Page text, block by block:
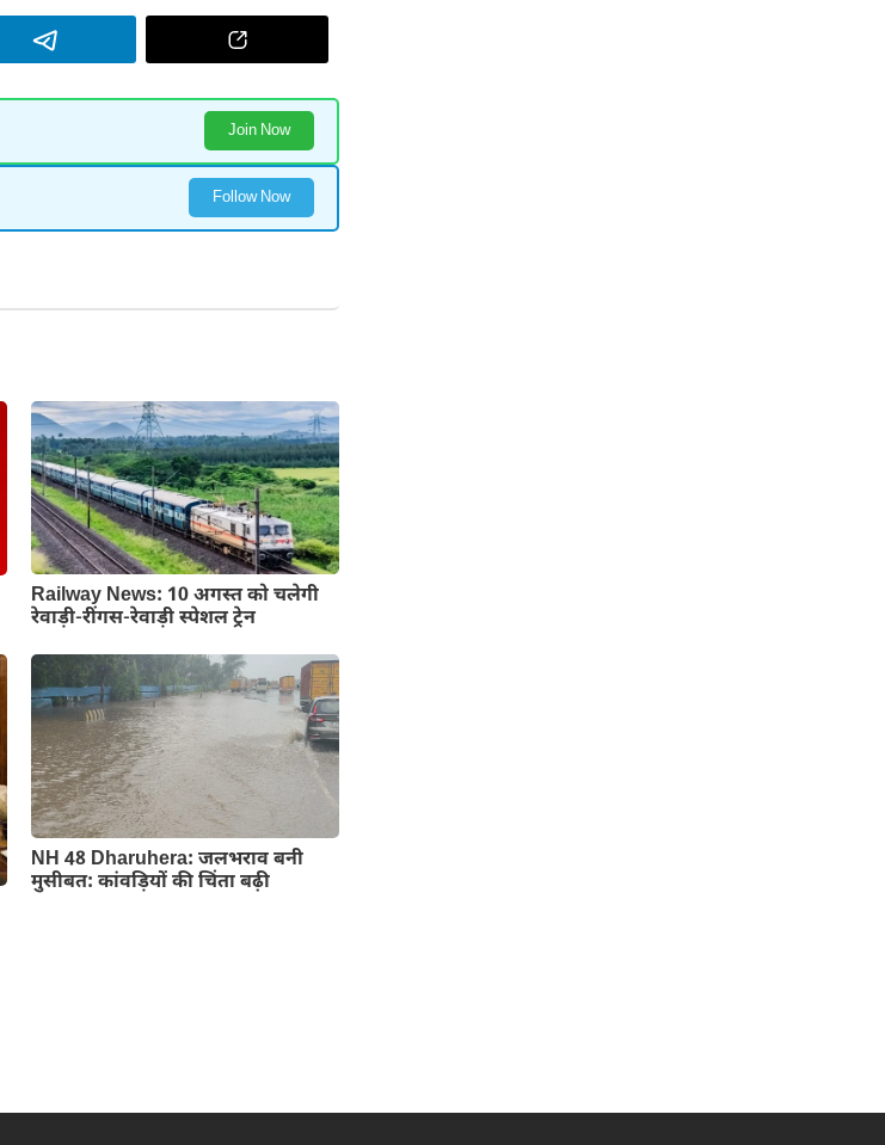
Join Now
Follow Now
Railway News: 10 अगस्त को चलेगी
रेवाड़ी-रींगस-रेवाड़ी स्पेशल ट्रेन
NH 48 Dharuhera: जलभराव बनी
मुसीबत: कांवड़ियों की चिंता बढ़ी